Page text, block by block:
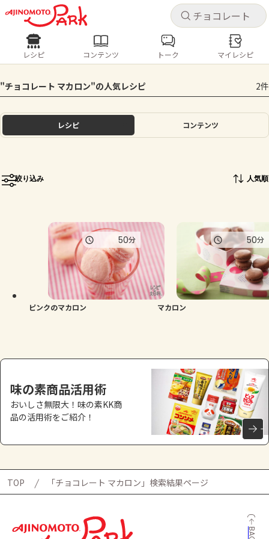
キャ
ログインするとレシピを保存できます
ログイン
ホーム
トーク
よくあるお問い合わせ
お買い物
キャ
レシピ コンテンツ
人気の食材・レシピ
きゅうり なす トマト とうもろこし
ピーマン
レシピ コンテンツ トーク マイレシピ
"チョコレート マカロン"の人気レシピ 2件
レシピ コンテンツ
絞り込み 人気順
ピンクのマカロン
50分
マカロン
50分
味の素商品活用術
おいしさ無限大！味の素KK商
品の活用術をご紹介！
TOP 「チョコレート マカロン」検索結果ページ